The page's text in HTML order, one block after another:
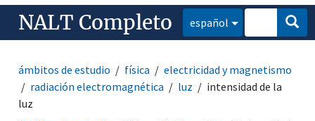
NALT Completo español
ámbitos de estudio física
electricidad y magnetismo
radiación electromagnética
luz
intensidad de la
luz